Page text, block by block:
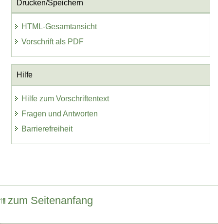
Drucken/Speichern
HTML-Gesamtansicht
Vorschrift als PDF
Hilfe
Hilfe zum Vorschriftentext
Fragen und Antworten
Barrierefreiheit
zum Seitenanfang